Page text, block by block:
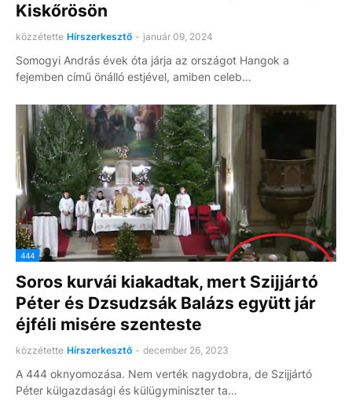
Kiskőrösön
közzétette Hírszerkesztő - január 09, 2024
Somogyi András évek óta járja az országot Hangok a
fejemben című önálló estjével, amiben celeb…
444
Soros kurvái kiakadtak, mert Szijjártó
Péter és Dzsudzsák Balázs együtt jár
éjféli misére szenteste
közzétette Hírszerkesztő - december 26, 2023
A 444 oknyomozása. Nem verték nagydobra, de Szijjártó
Péter külgazdasági és külügyminiszter ta…